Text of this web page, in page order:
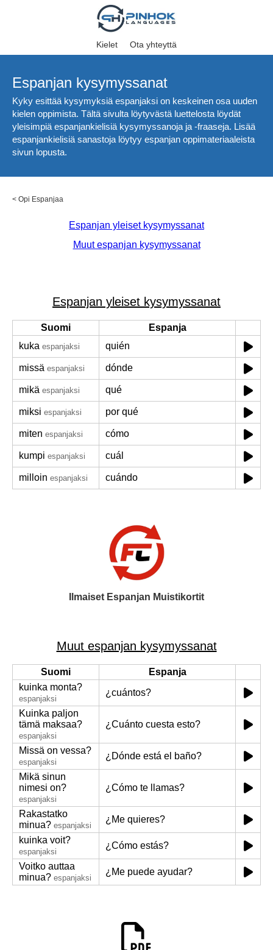
Kielet Ota yhteyttä
Espanjan kysymyssanat
Kyky esittää kysymyksiä espanjaksi on keskeinen osa uuden
kielen oppimista. Tältä sivulta löytyvästä luettelosta löydät
yleisimpiä espanjankielisiä kysymyssanoja ja -fraaseja. Lisää
espanjankielisiä sanastoja löytyy espanjan oppimateriaaleista
sivun lopusta.
< Opi Espanjaa
Espanjan yleiset kysymyssanat
Muut espanjan kysymyssanat
Espanjan yleiset kysymyssanat
Suomi
Espanja
kuka espanjaksi quién
missä espanjaksi dónde
mikä espanjaksi qué
miksi espanjaksi por qué
miten espanjaksi cómo
kumpi espanjaksi cuál
milloin espanjaksi cuándo
Ilmaiset Espanjan Muistikortit
Muut espanjan kysymyssanat
Suomi
Espanja
kuinka monta?
espanjaksi
¿cuántos?
Kuinka paljon
tämä maksaa?
espanjaksi
¿Cuánto cuesta esto?
Missä on vessa?
espanjaksi
¿Dónde está el baño?
Mikä sinun
nimesi on?
espanjaksi
¿Cómo te llamas?
Rakastatko
minua? espanjaksi
¿Me quieres?
kuinka voit?
espanjaksi
¿Cómo estás?
Voitko auttaa
minua? espanjaksi
¿Me puede ayudar?